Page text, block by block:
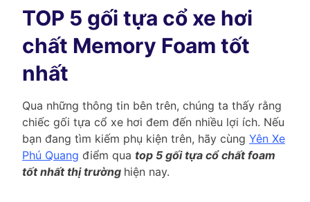
TOP 5 gối tựa cổ xe hơi
chất Memory Foam tốt
nhất
Qua những thông tin bên trên, chúng ta thấy rằng
chiếc gối tựa cổ xe hơi đem đến nhiều lợi ích. Nếu
bạn đang tìm kiếm phụ kiện trên, hãy cùng Yên Xe
Phú Quang điểm qua top 5 gối tựa cổ chất foam
tốt nhất thị trường hiện nay.